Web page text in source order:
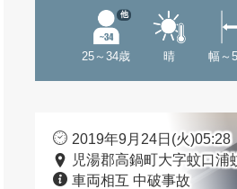
25～34歳
他
晴 幅～
2019年9月24日(火)05:28
児湯郡高鍋町大字蚊口浦
車両相互 中破事故